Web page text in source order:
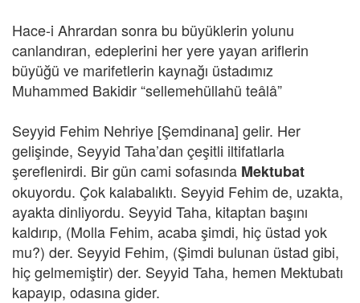
Hace-i Ahrardan sonra bu büyüklerin yolunu
canlandıran, edeplerini her yere yayan ariflerin
büyüğü ve marifetlerin kaynağı üstadımız
Muhammed Bakidir “sellemehüllahü teâlâ”
Seyyid Fehim Nehriye [Şemdinana] gelir. Her
gelişinde, Seyyid Taha’dan çeşitli iltifatlarla
şereflenirdi. Bir gün cami sofasında Mektubat
okuyordu. Çok kalabalıktı. Seyyid Fehim de, uzakta,
ayakta dinliyordu. Seyyid Taha, kitaptan başını
kaldırıp, (Molla Fehim, acaba şimdi, hiç üstad yok
mu?) der. Seyyid Fehim, (Şimdi bulunan üstad gibi,
hiç gelmemiştir) der. Seyyid Taha, hemen Mektubatı
kapayıp, odasına gider.